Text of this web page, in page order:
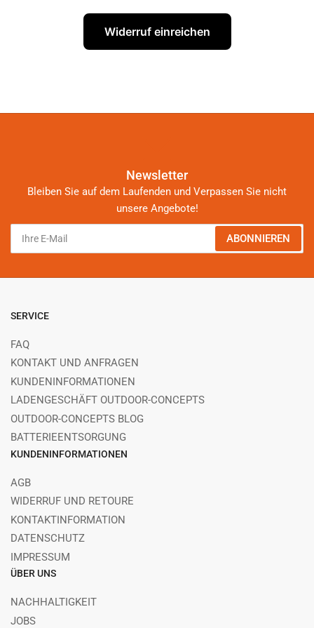
Widerruf einreichen
Newsletter
Bleiben Sie auf dem Laufenden und Verpassen Sie nicht
unsere Angebote!
Ihre
Mail
ABONNIEREN
SERVICE
FAQ
KONTAKT UND ANFRAGEN
KUNDENINFORMATIONEN
LADENGESCHÄFT OUTDOOR-CONCEPTS
OUTDOOR-CONCEPTS BLOG
BATTERIEENTSORGUNG
KUNDENINFORMATIONEN
AGB
WIDERRUF UND RETOURE
KONTAKTINFORMATION
DATENSCHUTZ
IMPRESSUM
ÜBER UNS
NACHHALTIGKEIT
JOBS